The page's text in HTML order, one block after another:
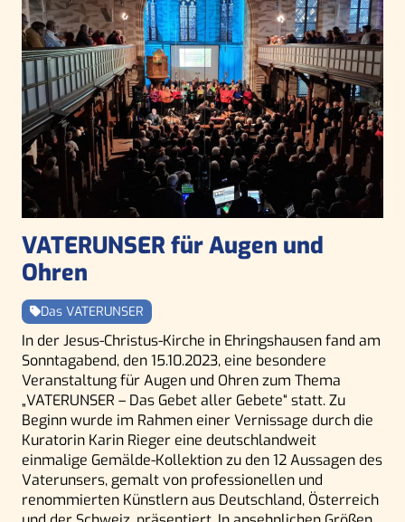
VATERUNSER für Augen und
Ohren
Das VATERUNSER
In der Jesus-Christus-Kirche in Ehringshausen fand am
Sonntagabend, den 15.10.2023, eine besondere
Veranstaltung für Augen und Ohren zum Thema
„VATERUNSER – Das Gebet aller Gebete“ statt. Zu
Beginn wurde im Rahmen einer Vernissage durch die
Kuratorin Karin Rieger eine deutschlandweit
einmalige Gemälde-Kollektion zu den 12 Aussagen des
Vaterunsers, gemalt von professionellen und
renommierten Künstlern aus Deutschland, Österreich